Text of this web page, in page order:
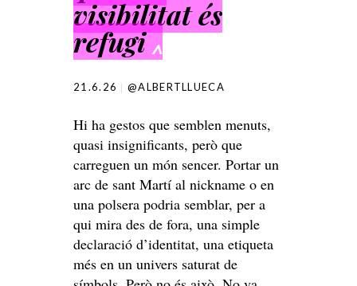
visibilitat és
refugi ^
21.6.26 @ALBERTLLUECA
Hi ha gestos que semblen menuts,
quasi insignificants, però que
carreguen un món sencer. Portar un
arc de sant Martí al nickname o en
una polsera podria semblar, per a
qui mira des de fora, una simple
declaració d’identitat, una etiqueta
més en un univers saturat de